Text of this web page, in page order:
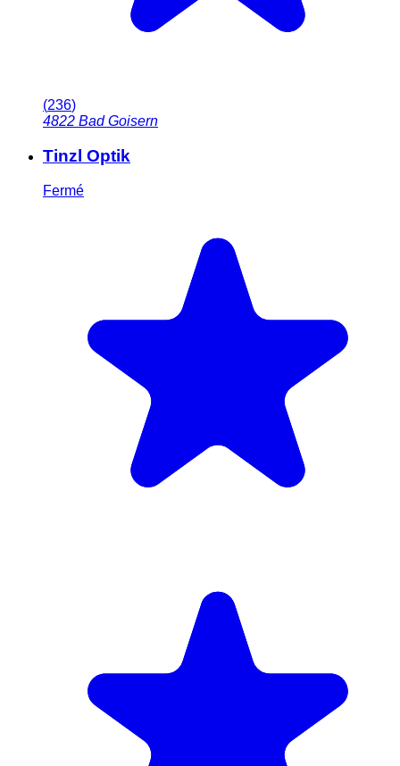
(236)
4822 Bad Goisern
Tinzl Optik
Fermé